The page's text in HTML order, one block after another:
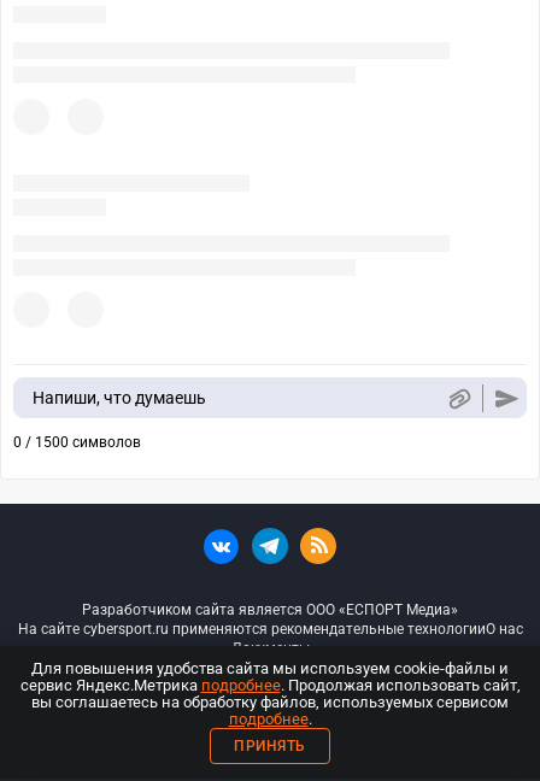
Напиши, что думаешь
0 / 1500 символов
Разработчиком сайта является ООО «ЕСПОРТ Медиа»
На сайте cybersport.ru применяются рекомендательные технологииО нас
Документы
© ООО «Киберспорт.ру» — Все права защищены
18+
ООО «Киберспорт.ру». Свидетельство о регистрации средств массовой
Для повышения удобства сайта мы используем cookie-файлы и
сервис Яндекс.Метрика подробнее. Продолжая использовать сайт,
вы соглашаетесь на обработку файлов, используемых сервисом
подробнее.
ПРИНЯТЬ